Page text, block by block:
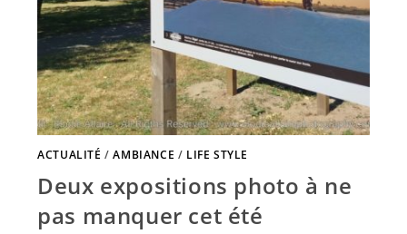
ACTUALITÉ /AMBIANCE / LIFE STYLE
Deux expositions photo à ne
pas manquer cet été